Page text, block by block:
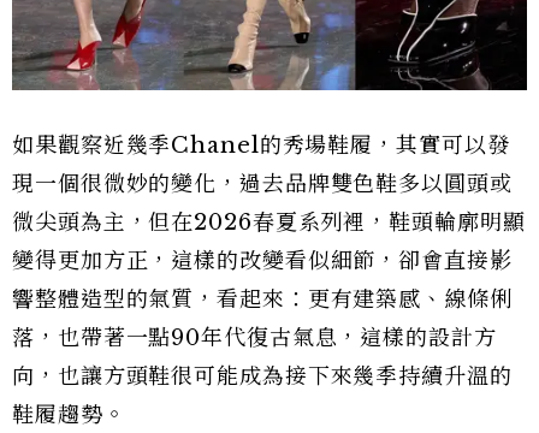
如果觀察近幾季Chanel的秀場鞋履，其實可以發
現一個很微妙的變化，過去品牌雙色鞋多以圓頭或
微尖頭為主，但在2026春夏系列裡，鞋頭輪廓明顯
變得更加方正，這樣的改變看似細節，卻會直接影
響整體造型的氣質，看起來：更有建築感、線條俐
落，也帶著一點90年代復古氣息，這樣的設計方
向，也讓方頭鞋很可能成為接下來幾季持續升溫的
鞋履趨勢。